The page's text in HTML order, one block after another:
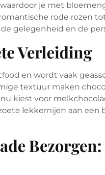
je met
rode rozen
gelegenheid en de
Verleiding
en wordt vaak
textuur maken
kiest voor
lekkernijen aan